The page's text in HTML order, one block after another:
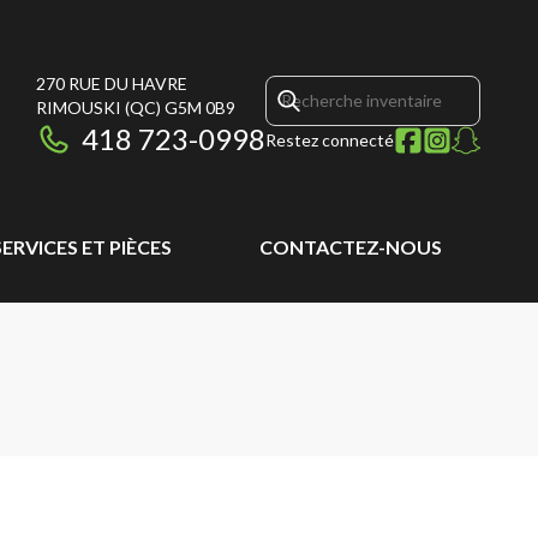
270 RUE DU HAVRE
RIMOUSKI (QC) G5M 0B9
418 723-0998Restez connecté
ET PIÈCES CONTACTEZ-NOUS